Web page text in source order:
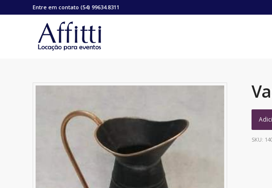
Entre em contato (54) 99634.8311
SKU: